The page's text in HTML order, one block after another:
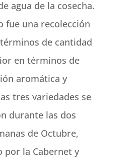
agua de la cosecha.
fue una recolección
de cantidad
en términos de
aromática y
tres variedades se
durante las dos
de Octubre,
por la Cabernet y